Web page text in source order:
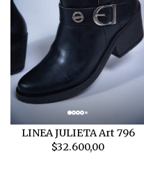
LINEA JULIETA Art 796
$32.600,00